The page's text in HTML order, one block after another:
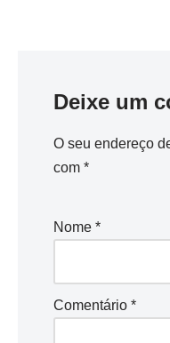
Deixe um
O seu endereço
com *
Nome *
Comentário *